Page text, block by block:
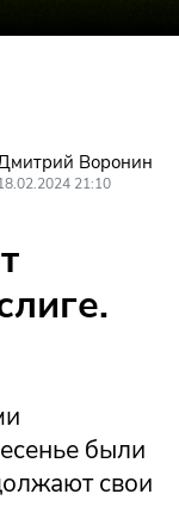
Воронин
21:10
были
свои